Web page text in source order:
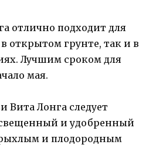
отлично подходит для
открытом грунте, так и в
Лучшим сроком для
мая.
Вита Лонга следует
и удобренный
и плодородным